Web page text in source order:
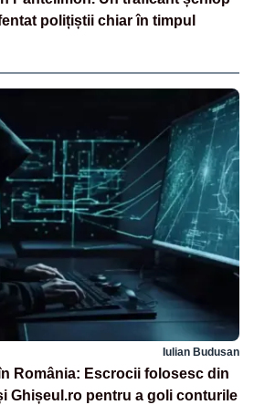
polițiștii chiar în timpul
Iulian Budusan
România: Escrocii folosesc din
Ghișeul.ro pentru a goli conturile